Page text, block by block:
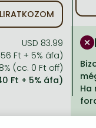
USD 83.99
Ft + 5% áfa)
8% (cc. 0 Ft off)
Ft + 5% áfa)
Ha